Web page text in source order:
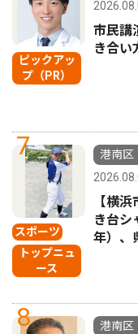
ピックアッ
プ（PR）
市民講
き合
7
スポーツ
トップニュ
ース
港南区
【横
き台シ
年）、
8
港南区